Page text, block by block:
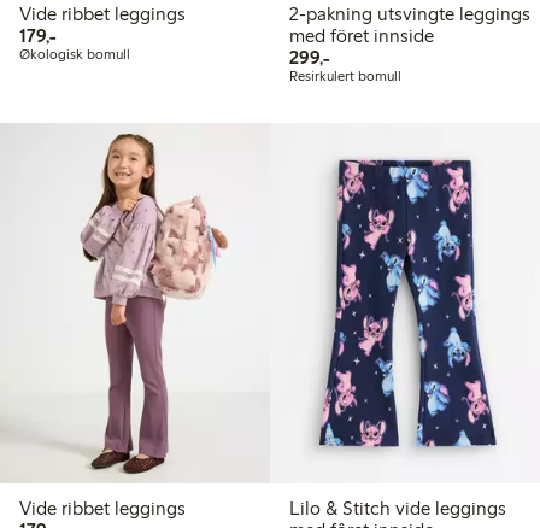
Vide ribbet leggings
179,-179,00 kr
Økologisk bomull
2-pakning utsvingte leggings
med föret innside
299,-299,00 kr
Resirkulert bomull
Vide ribbet leggings
Lilo & Stitch vide leggings